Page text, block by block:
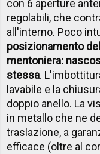
con 6 aperture
regolabili, che
all'interno. Poco
posizionamento
mentoniera:
stessa.
lavabile e la
doppio anello. La
in metallo che ne
traslazione, a
efficace (oltre al